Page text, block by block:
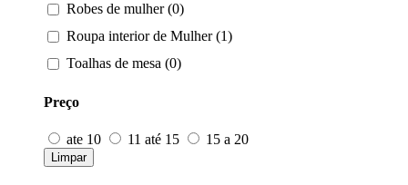
Robes de mulher (0)
Roupa interior de Mulher (1)
Toalhas de mesa (0)
Preço
ate 10 11 até 15 15 a 20
Limpar